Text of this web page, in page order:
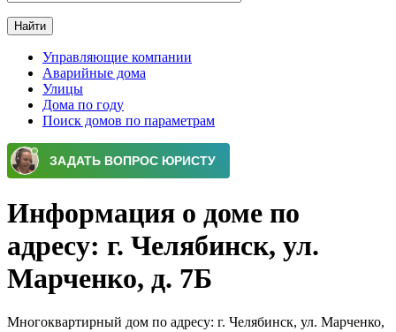
Главное меню
Управляющие компании
Аварийные дома
Улицы
Дома по году
Поиск домов по параметрам
Информация о доме по
адресу: г. Челябинск, ул.
Марченко, д. 7Б
Многоквартирный дом по адресу: г. Челябинск, ул. Марченко,